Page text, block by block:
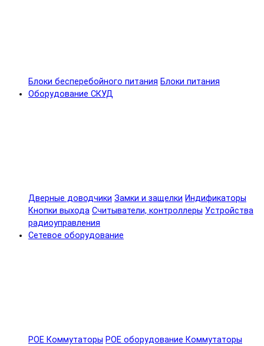
Блоки бесперебойного питания Блоки питания
Оборудование СКУД
Дверные доводчики Замки и защелки Индификаторы
Кнопки выхода Считыватели, контроллеры Устройства
радиоуправления
Сетевое оборудование
POE Коммутаторы POE оборудование Коммутаторы